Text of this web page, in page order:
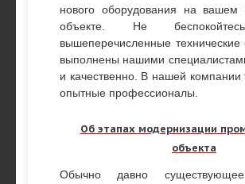
нового оборудования на
объекте. Не
вышеперечисленные технические
выполнены нашими
и качественно. В нашей компании
опытные профессионалы.
Об этапах модернизации
объекта
Обычно давно